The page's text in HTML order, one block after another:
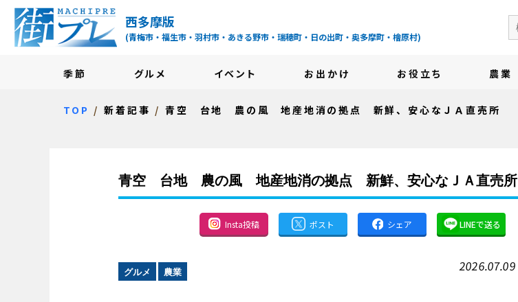
街プレ -東京・西多摩の地域情報サイト-
西多摩版
(青梅市・福生市・羽村市・あきる野市・瑞穂町・日の出町・奥多摩町・檜原村)
季節 グルメ イベント お出かけ お役立ち 農業
TOP 新着記事 青空 台地 農の風 地産地消の拠点 新鮮、安心なＪＡ直売所
青空 台地 農の風 地産地消の拠点 新鮮、安心なＪＡ直売所
Insta投稿 ポスト シェア LINEで送る
グルメ 農業 2026.07.09